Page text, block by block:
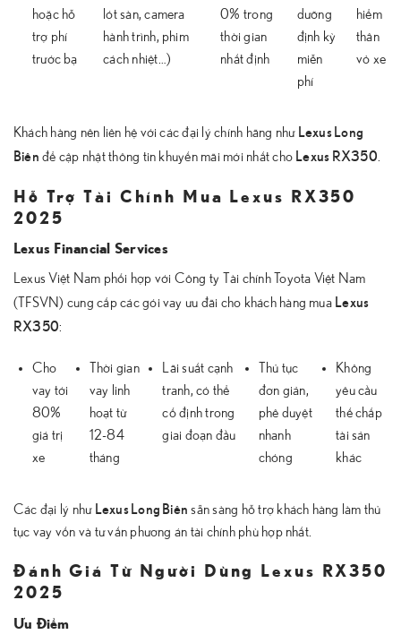
hoặc hỗ
trợ phí
trước bạ
lót sàn, camera
hành trình, phim
cách nhiệt…)
0% trong
thời gian
nhất định
dưỡng
định kỳ
miễn
phí
hiểm
thân
vỏ xe
Khách hàng nên liên hệ với các đại lý chính hãng như Lexus Long
Biên để cập nhật thông tin khuyến mãi mới nhất cho Lexus RX350
Hỗ Trợ Tài Chính Mua Lexus RX350
2025
Lexus Financial Services
Lexus Việt Nam phối hợp với Công ty Tài chính Toyota Việt Nam
(TFSVN) cung cấp các gói vay ưu đãi cho khách hàng mua Lexus
RX350:
Cho
vay tới
80%
giá trị
xe
Thời gian
vay linh
hoạt từ
12-84
tháng
Lãi suất cạnh
tranh, có thể
cố định trong
giai đoạn đầu
Thủ tục
đơn giản,
phê duyệt
nhanh
chóng
Không
yêu cầu
thế chấp
tài sản
khác
Các đại lý như Lexus Long Biên sẵn sàng hỗ trợ khách hàng làm thủ
tục vay vốn và tư vấn phương án tài chính phù hợp nhất.
Đánh Giá Từ Người Dùng Lexus RX350
2025
Ưu Điểm